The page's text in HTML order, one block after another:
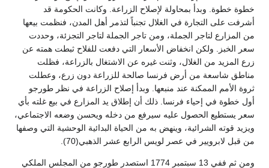
خطوة خطوة. وبدأ بمحاولة لإصلاح الزراعة. وكانت الحكومة قد
أشرفت على التجارة في الغلال تجنباً لتذمر أهل المدن، فنظمت بيعها
من المزارع لتاجر الجملة، ومن تاجر الجملة لتاجر التجزئة، وحددت
سعر الخبز. ولكن انخفاض الأسعار التي دفعت للفلاح ثبطت همته عن
زرع المزيد من الغلال، وثنت غيره عن الاشتغال بالزراعة، فظلت
مناطق شاسعة من أرض فرنسا صالحة للزراعة دون زرع، وعطلت
ثروة الأمم الممكنة عند منبعها. وبدأ إصلاح الزراعة في نظر طورجو
أول خطوة في إحياء فرنسا. ذلك أن إطلاق يد المزارع في بيع غلته بأي
سعر يستطيع الحصول عليه سيرفع من دخله ويحسن وضعه الاجتماعي،
ويزيد قوته الشرائية، وينهض به من الحياة البدائية الوحشية التي وصفها
من قبل لابرويير في عصر لويس الرابع عشر الذهبي(70).
ومن ثم ففي 13 سبتمبر 1774 استصدر طورجو من المجلس الملكي